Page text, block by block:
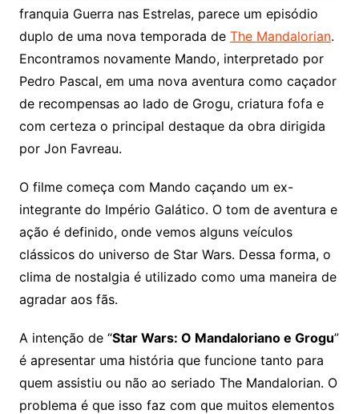
franquia Guerra nas Estrelas, parece um episódio
duplo de uma nova temporada de The Mandalorian.
Encontramos novamente Mando, interpretado por
Pedro Pascal, em uma nova aventura como caçador
de recompensas ao lado de Grogu, criatura fofa e
com certeza o principal destaque da obra dirigida
por Jon Favreau.
O filme começa com Mando caçando um ex-
integrante do Império Galático. O tom de aventura e
ação é definido, onde vemos alguns veículos
clássicos do universo de Star Wars. Dessa forma, o
clima de nostalgia é utilizado como uma maneira de
agradar aos fãs.
A intenção de “Star Wars: O Mandaloriano e Grogu”
é apresentar uma história que funcione tanto para
quem assistiu ou não ao seriado The Mandalorian. O
problema é que isso faz com que muitos elementos